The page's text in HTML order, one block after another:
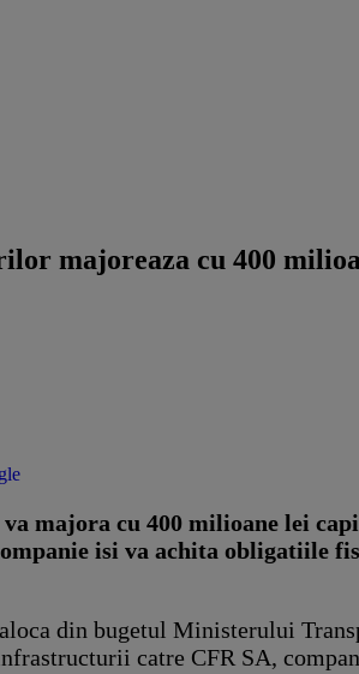
majoreaza cu 400
majora cu 400 milioane lei
isi va achita obligatiile
din bugetul Ministerului
catre CFR SA,